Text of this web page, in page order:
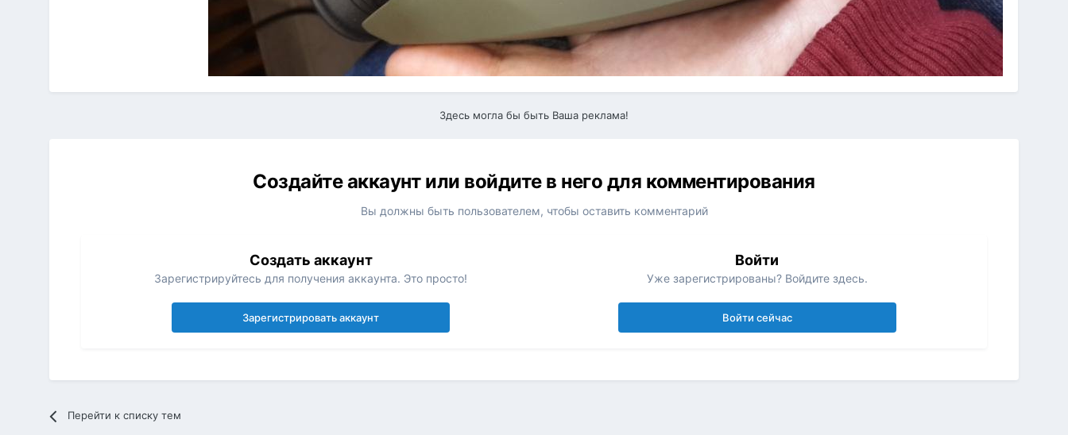
Здесь могла бы быть Ваша реклама!
Создайте аккаунт или войдите в него для комментирования
Вы должны быть пользователем, чтобы оставить комментарий
Создать аккаунт
Зарегистрируйтесь для получения аккаунта. Это просто!
Зарегистрировать аккаунт
Войти
Уже зарегистрированы? Войдите здесь.
Войти сейчас
Перейти к списку тем